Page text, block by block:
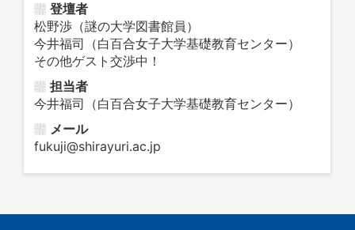
登壇者
松野渉（謎の大学図書館員）
今井福司（白百合女子大学基礎教育センター）
その他ゲスト交渉中！
担当者
今井福司（白百合女子大学基礎教育センター）
メール
fukuji@shirayuri.ac.jp